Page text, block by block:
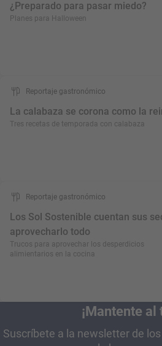
¿Preparado para pasar miedo?
Planes para Halloween
Reportaje gastronómico
La calabaza se corona como la
Tres recetas de temporada con calabaza
Reportaje gastronómico
Los Sol Sostenible cuentan sus
aprovecharlo todo
Trucos para aprovechar los desperdicios
alimientarios en la cocina
¡Mantente al
Suscríbete a la newsletter de